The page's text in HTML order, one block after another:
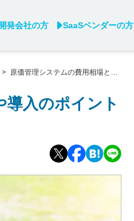
発会社の方 SaaSベンダーの方
> 原価管理システムの費用相場と
入のポイント